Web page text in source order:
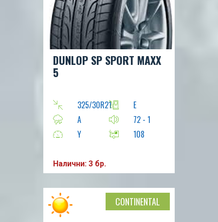
DUNLOP SP SPORT MAXX
5
325/30R21
E
A
72 - 1
Y
108
Налични: 3 бр.
CONTINENTAL